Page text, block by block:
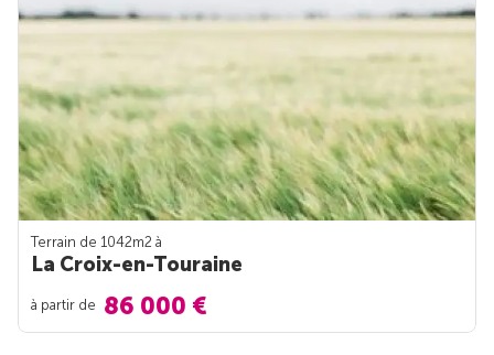
Terrain de 1042m2 à
La Croix-en-Touraine
à partir de 86 000 €